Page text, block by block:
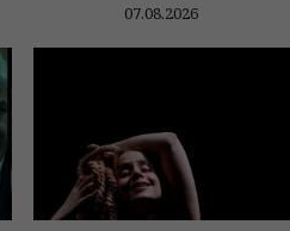
07.08.2026